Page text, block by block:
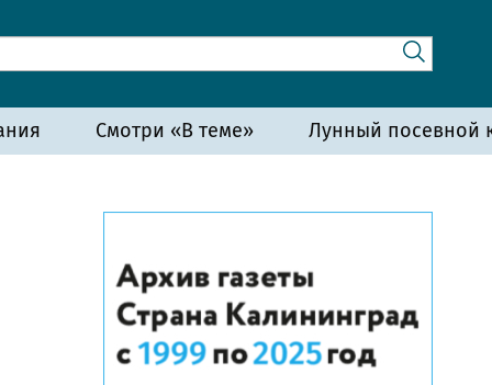
Смотри «В теме» Лунный посевной